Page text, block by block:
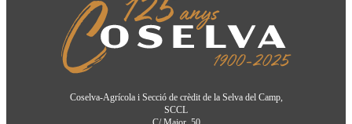
Coselva-Agrícola i Secció de crèdit de la Selva del Camp,
SCCL